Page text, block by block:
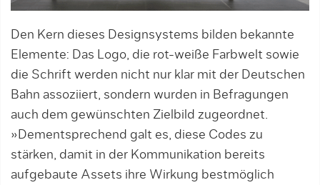
Den Kern dieses Designsystems bilden bekannte
Elemente: Das Logo, die rot-weiße Farbwelt sowie
die Schrift werden nicht nur klar mit der Deutschen
Bahn assoziiert, sondern wurden in Befragungen
auch dem gewünschten Zielbild zugeordnet.
»Dementsprechend galt es, diese Codes zu
stärken, damit in der Kommunikation bereits
aufgebaute Assets ihre Wirkung bestmöglich